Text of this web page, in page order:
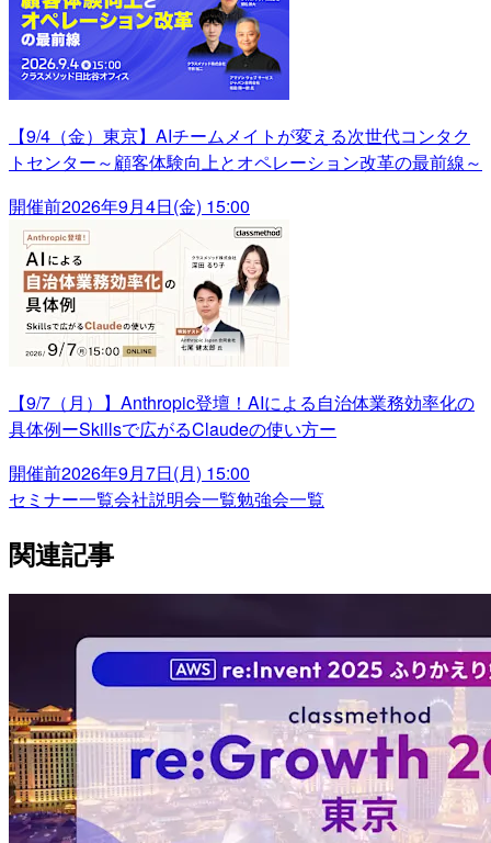
【9/4（金）東京】AIチームメイトが変える次世代コンタク
トセンター～顧客体験向上とオペレーション改革の最前線～
開催前2026年9月4日(金) 15:00
【9/7（月）】Anthropic登壇！AIによる自治体業務効率化の
具体例ーSkillsで広がるClaudeの使い方ー
開催前2026年9月7日(月) 15:00
セミナー一覧会社説明会一覧勉強会一覧
関連記事